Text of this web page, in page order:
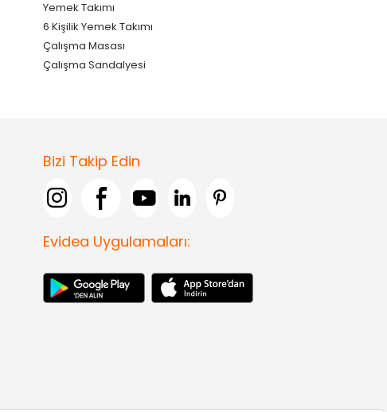
Yemek Takımı
6 Kişilik Yemek Takımı
Çalışma Masası
Çalışma Sandalyesi
Bizi Takip Edin
Evidea Uygulamaları: